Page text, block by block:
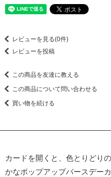
レビューを見る(0件)
レビューを投稿
この商品を友達に教える
この商品について問い合わせる
買い物を続ける
カードを開くと、色とりどり
かなポップアップバースデーカ